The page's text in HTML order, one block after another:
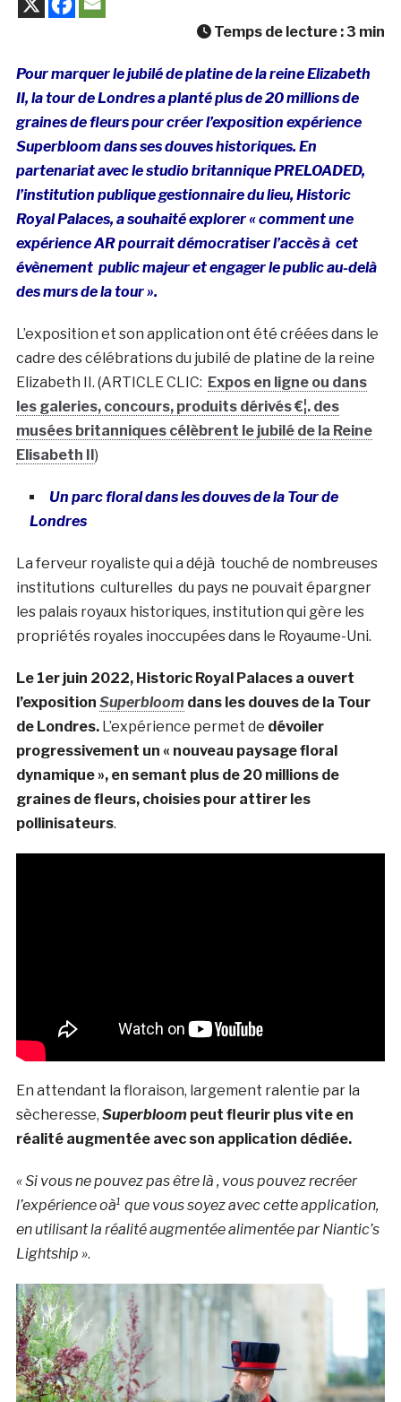
Temps de lecture : 3 min
Pour marquer le jubilé de platine de la reine Elizabeth
II, la tour de Londres a planté plus de 20 millions de
graines de fleurs pour créer l’exposition expérience
Superbloom dans ses douves historiques. En
partenariat avec le studio britannique PRELOADED,
l’institution publique gestionnaire du lieu, Historic
Royal Palaces, a souhaité explorer « comment une
expérience AR pourrait démocratiser l’accès à cet
évènementpublic majeur et engager le public au-delà
des murs de la tour ».
L’exposition et son application ont été créées dans le
cadre des célébrations du jubilé de platine de la reine
Elizabeth II. (ARTICLE CLIC: Expos en ligne ou dans
les galeries, concours, produits dérivés €¦. des
musées britanniques célèbrent le jubilé de la Reine
Elisabeth II)
Un parc floral dans les douves de la Tour de
Londres
La ferveur royaliste qui a déjà touché de nombreuses
institutions culturelles du pays ne pouvait épargner
les palais royaux historiques, institution qui gère les
propriétés royales inoccupées dans le Royaume-Uni.
Le 1er juin 2022, Historic Royal Palaces a ouvert
l’exposition Superbloomdans les douves de la Tour
de Londres.L’expérience permet de dévoiler
progressivement un « nouveau paysage floral
dynamique », en semant plus de 20 millions de
graines de fleurs, choisies pour attirer les
pollinisateurs.
En attendant la floraison, largement ralentie par la
sècheresse, Superbloompeut fleurir plus vite en
réalité augmentée avec son application dédiée.
« Si vous ne pouvez pas être là , vous pouvez recréer
l’expérience oà¹ que vous soyez avec cette application,
en utilisant la réalité augmentée alimentée par Niantic’s
Lightship ».